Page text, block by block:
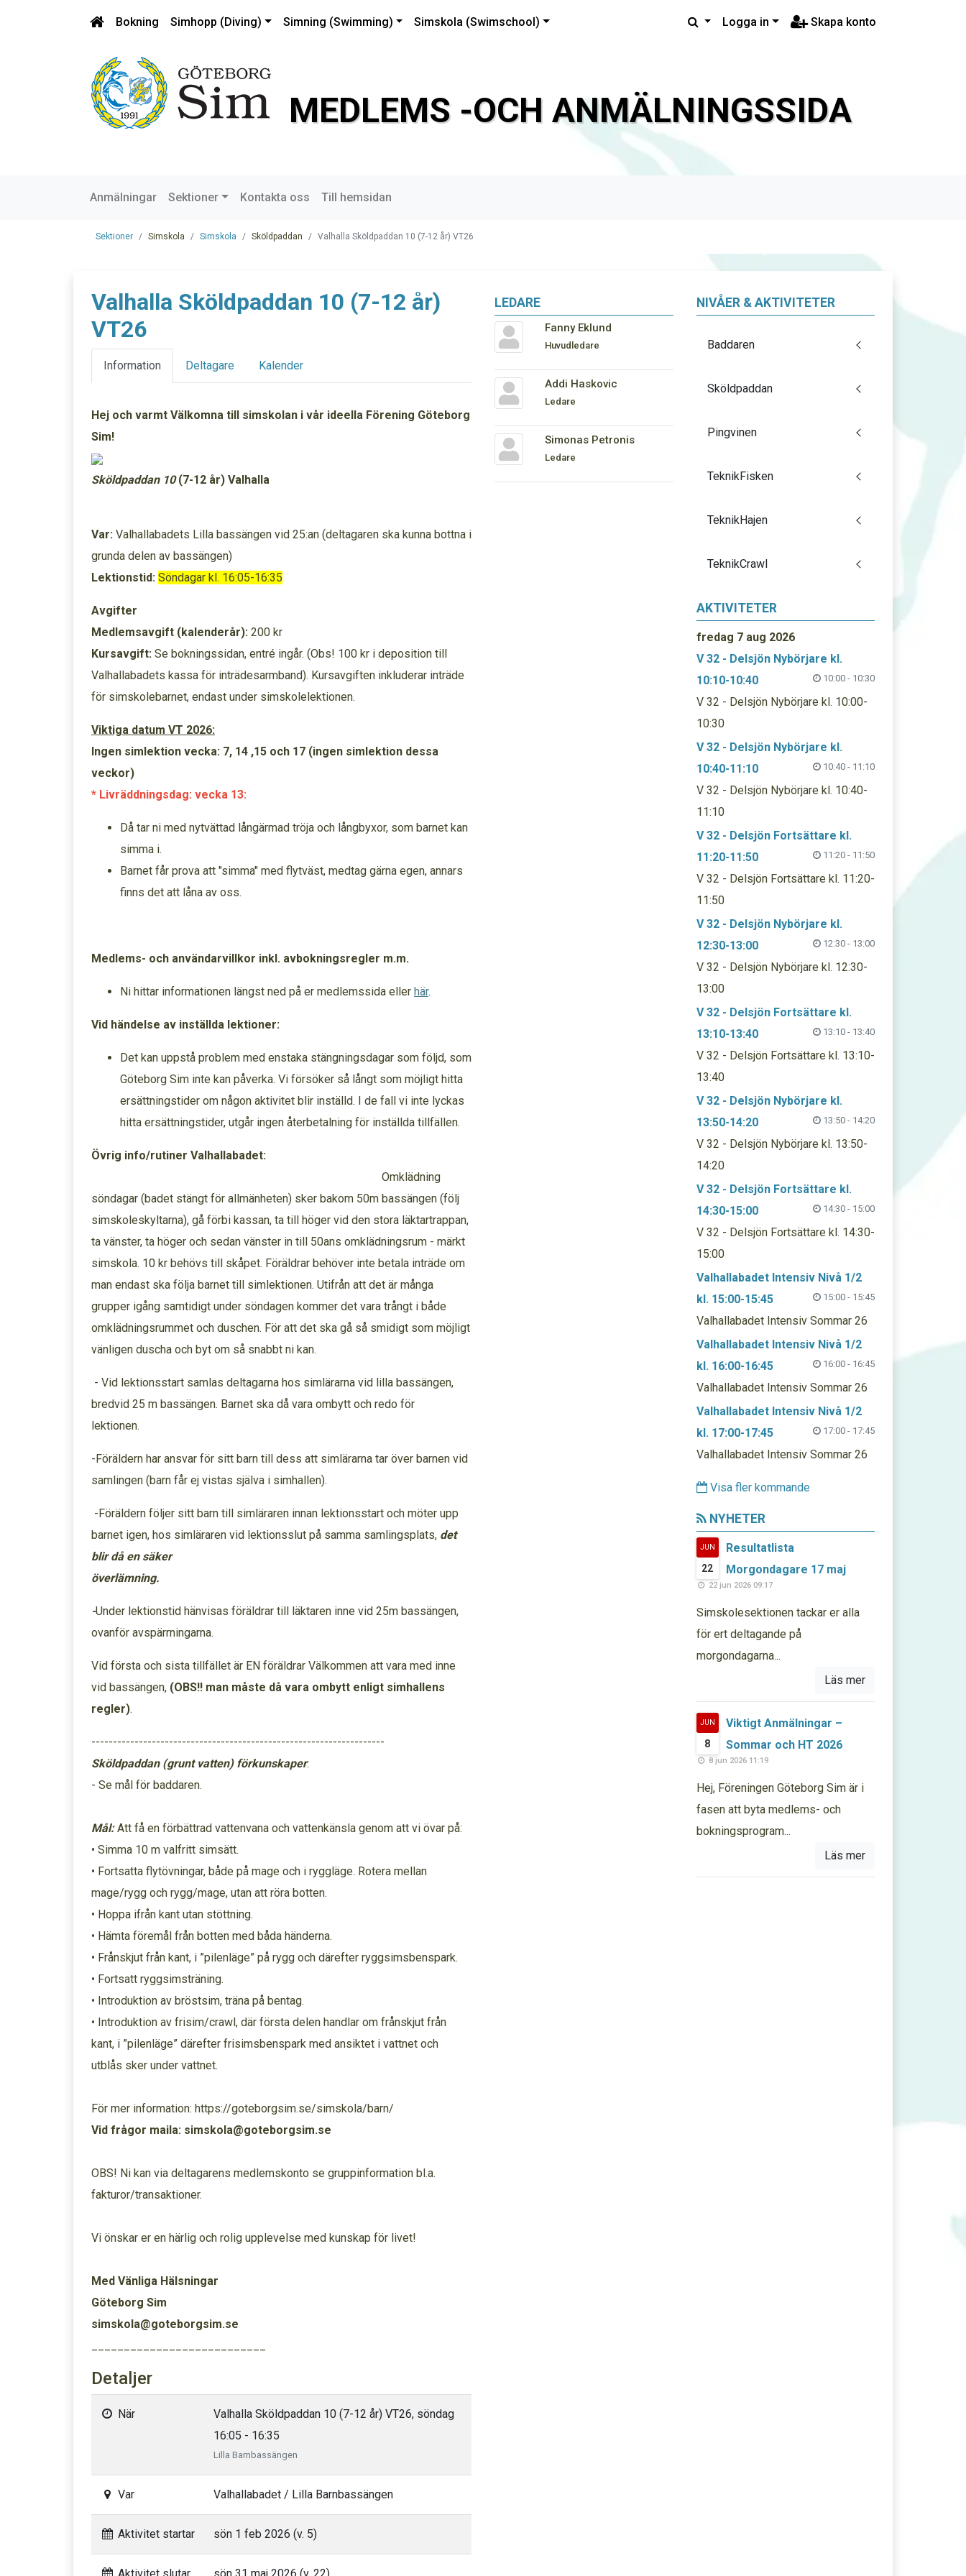
Bokning Simhopp (Diving) Simning (Swimming) Simskola (Swimschool) Logga in Skapa konto
MEDLEMS -OCH ANMÄLNINGSSIDA
Anmälningar Sektioner Kontakta oss Till hemsidan
Sektioner Simskola Simskola Sköldpaddan Valhalla Sköldpaddan 10 (7-12 år) VT26
LEDARE
Fanny Eklund
Huvudledare
Addi Haskovic
Ledare
Simonas Petronis
Ledare
Valhalla Sköldpaddan 10 (7-12 år)
VT26
Information Deltagare Kalender
Hej och varmt Välkomna till simskolan i vår ideella Förening Göteborg
Sim!
Sköldpaddan 10(7-12 år) Valhalla
Var: Valhallabadets Lilla bassängen vid 25:an (deltagaren ska kunna bottna i
grunda delen av bassängen)
Lektionstid: Söndagar kl. 16:05-16:35
Avgifter
Medlemsavgift (kalenderår): 200 kr
Kursavgift: Se bokningssidan, entré ingår. (Obs! 100 kr i deposition till
Valhallabadets kassa för inträdesarmband). Kursavgiften inkluderar inträde
för simskolebarnet, endast under simskolelektionen.
Viktiga datum VT 2026:
Ingen simlektion vecka: 7, 14 ,15 och 17 (ingen simlektion dessa
veckor)
* Livräddningsdag: vecka 13:
Då tar ni med nytvättad långärmad tröja och långbyxor, som barnet kan
simma i.
Barnet får prova att "simma" med flytväst, medtag gärna egen, annars
finns det att låna av oss.
Medlems- och användarvillkor inkl. avbokningsregler m.m.
Ni hittar informationen längst ned på er medlemssida eller här.
Vid händelse av inställda lektioner:
Det kan uppstå problem med enstaka stängningsdagar som följd, som
Göteborg Sim inte kan påverka. Vi försöker så långt som möjligt hitta
ersättningstider om någon aktivitet blir inställd. I de fall vi inte lyckas
hitta ersättningstider, utgår ingen återbetalning för inställda tillfällen.
Övrig info/rutiner Valhallabadet:
Omklädning
söndagar (badet stängt för allmänheten) sker bakom 50m bassängen (följ
simskoleskyltarna), gå förbi kassan, ta till höger vid den stora läktartrappan,
ta vänster, ta höger och sedan vänster in till 50ans omklädningsrum - märkt
simskola. 10 kr behövs till skåpet. Föräldrar behöver inte betala inträde om
man endast ska följa barnet till simlektionen. Utifrån att det är många
grupper igång samtidigt under söndagen kommer det vara trångt i både
omklädningsrummet och duschen. För att det ska gå så smidigt som möjligt
vänligen duscha och byt om så snabbt ni kan.
- Vid lektionsstart samlas deltagarna hos simlärarna vid lilla bassängen,
bredvid 25 m bassängen. Barnet ska då vara ombytt och redo för
lektionen.
-Föräldern har ansvar för sitt barn till dess att simlärarna tar över barnen vid
samlingen (barn får ej vistas själva i simhallen).
-Föräldern följer sitt barn till simläraren innan lektionsstart och möter upp
barnet igen, hos simläraren vid lektionsslut på samma samlingsplats, det
blir då en säker
överlämning.
-Under lektionstid hänvisas föräldrar till läktaren inne vid 25m bassängen,
ovanför avspärrningarna.
Vid första och sista tillfället är EN föräldrar Välkommen att vara med inne
vid bassängen, (OBS!! man måste då vara ombytt enligt simhallens
regler).
--------------------------------------------------------------------
Sköldpaddan (grunt vatten) förkunskaper:
- Se mål för baddaren.
Mål:Att få en förbättrad vattenvana och vattenkänsla genom att vi övar på:
• Simma 10 m valfritt simsätt.
• Fortsatta flytövningar, både på mage och i ryggläge. Rotera mellan
mage/rygg och rygg/mage, utan att röra botten.
• Hoppa ifrån kant utan stöttning.
• Hämta föremål från botten med båda händerna.
• Frånskjut från kant, i ”pilenläge” på rygg och därefter ryggsimsbenspark.
• Fortsatt ryggsimsträning.
• Introduktion av bröstsim, träna på bentag.
• Introduktion av frisim/crawl, där första delen handlar om frånskjut från
kant, i ”pilenläge” därefter frisimsbenspark med ansiktet i vattnet och
utblås sker under vattnet.
För mer information: https://goteborgsim.se/simskola/barn/
Vid frågor maila: simskola@goteborgsim.se
OBS! Ni kan via deltagarens medlemskonto se gruppinformation bl.a.
fakturor/transaktioner.
Vi önskar er en härlig och rolig upplevelse med kunskap för livet!
Med Vänliga Hälsningar
Göteborg Sim
simskola@goteborgsim.se
Detaljer
När
Valhalla Sköldpaddan 10 (7-12 år) VT26, söndag
16:05 - 16:35
Lilla Barnbassängen
Var Valhallabadet / Lilla Barnbassängen
Aktivitet startar sön 1 feb 2026 (v. 5)
NIVÅER & AKTIVITETER
Baddaren
Sköldpaddan
Pingvinen
TeknikFisken
TeknikHajen
TeknikCrawl
AKTIVITETER
fredag 7 aug 2026
V 32 - Delsjön Nybörjare kl.
10:10-10:40
10:00 - 10:30
V 32 - Delsjön Nybörjare kl. 10:00-
10:30
V 32 - Delsjön Nybörjare kl.
10:40-11:10
10:40 - 11:10
V 32 - Delsjön Nybörjare kl. 10:40-
11:10
V 32 - Delsjön Fortsättare kl.
11:20-11:50
11:20 - 11:50
V 32 - Delsjön Fortsättare kl. 11:20-
11:50
V 32 - Delsjön Nybörjare kl.
12:30-13:00
12:30 - 13:00
V 32 - Delsjön Nybörjare kl. 12:30-
13:00
V 32 - Delsjön Fortsättare kl.
13:10-13:40
13:10 - 13:40
V 32 - Delsjön Fortsättare kl. 13:10-
13:40
V 32 - Delsjön Nybörjare kl.
13:50-14:20
13:50 - 14:20
V 32 - Delsjön Nybörjare kl. 13:50-
14:20
V 32 - Delsjön Fortsättare kl.
14:30-15:00
14:30 - 15:00
V 32 - Delsjön Fortsättare kl. 14:30-
15:00
Valhallabadet Intensiv Nivå 1/2
kl. 15:00-15:45
15:00 - 15:45
Valhallabadet Intensiv Sommar 26
Valhallabadet Intensiv Nivå 1/2
kl. 16:00-16:45
16:00 - 16:45
Valhallabadet Intensiv Sommar 26
Valhallabadet Intensiv Nivå 1/2
kl. 17:00-17:45
17:00 - 17:45
Valhallabadet Intensiv Sommar 26
Visa fler kommande
NYHETER
JUN
22
Resultatlista
Morgondagare 17 maj
22 jun 2026 09:17
Simskolesektionen tackar er alla
för ert deltagande på
morgondagarna...
Läs mer
JUN
8
Viktigt Anmälningar –
Sommar och HT 2026
8 jun 2026 11:19
Hej, Föreningen Göteborg Sim är i
fasen att byta medlems- och
bokningsprogram...
Läs mer